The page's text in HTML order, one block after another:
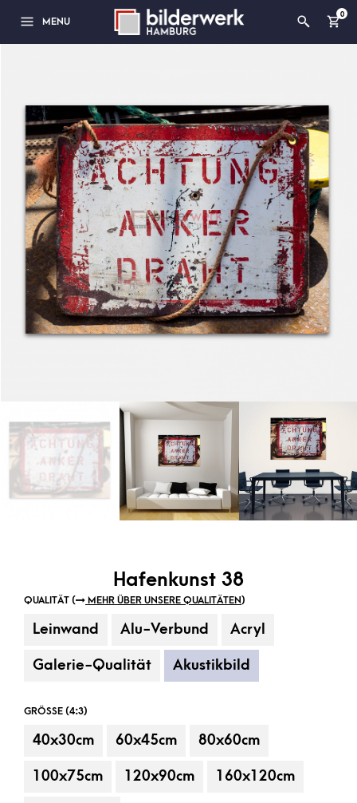
MENU
0
Hafenkunst 38
QUALITÄT ( MEHR ÜBER UNSERE QUALITÄTEN)
Leinwand Alu-Verbund Acryl
Galerie-Qualität Akustikbild
GRÖSSE (4:3)
40x30cm 60x45cm 80x60cm
100x75cm 120x90cm 160x120cm